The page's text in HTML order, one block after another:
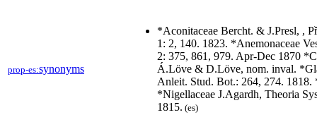
prop-es:synonyms
*Aconitaceae Bercht. & J.Presl, ,
1: 2, 140. 1823. *Anemonaceae
2: 375, 861, 979. Apr-Dec 1870
Á.Löve & D.Löve, nom. inval.
Anleit. Stud. Bot.: 264, 274.
*Nigellaceae J.Agardh, Theoria
1815. (es)